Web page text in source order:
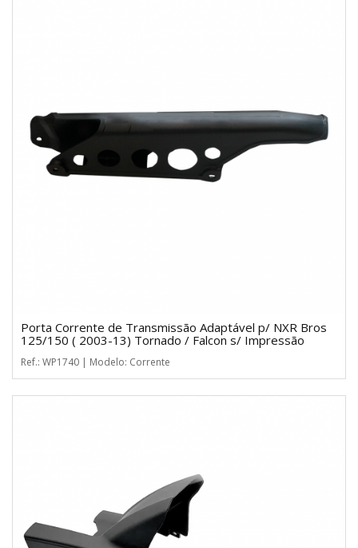
Porta Corrente de Transmissão Adaptável p/ NXR Bros
125/150 ( 2003-13) Tornado / Falcon s/ Impressão
Ref.: WP1740 | Modelo: Corrente